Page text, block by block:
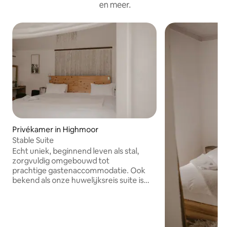
en meer.
Privékamer in Highmoor
Stable Suite
Echt uniek, beginnend leven als stal,
zorgvuldig omgebouwd tot
prachtige gastenaccommodatie. Ook
bekend als onze huwelijksreis suite is